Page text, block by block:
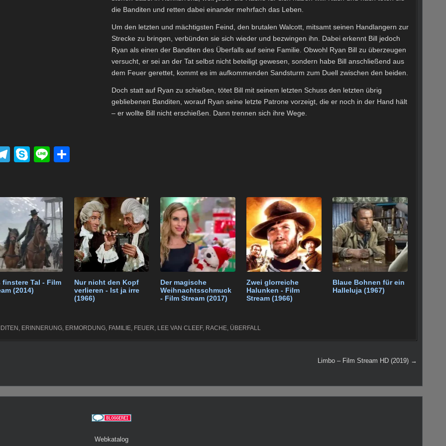
die Banditen und retten dabei einander mehrfach das Leben.
Um den letzten und mächtigsten Feind, den brutalen Walcott, mitsamt seinen Handlangern zur
Strecke zu bringen, verbünden sie sich wieder und bezwingen ihn. Dabei erkennt Bill jedoch
Ryan als einen der Banditen des Überfalls auf seine Familie. Obwohl Ryan Bill zu überzeugen
versucht, er sei an der Tat selbst nicht beteiligt gewesen, sondern habe Bill anschließend aus
dem Feuer gerettet, kommt es im aufkommenden Sandsturm zum Duell zwischen den beiden.
Doch statt auf Ryan zu schießen, tötet Bill mit seinem letzten Schuss den letzten übrig
gebliebenen Banditen, worauf Ryan seine letzte Patrone vorzeigt, die er noch in der Hand hält
– er wollte Bill nicht erschießen. Dann trennen sich ihre Wege.
T
gr
a
m
S
e
Li
n
finstere Tal - Film
(2014)
Nur nicht den Kopf
verlieren - Ist ja irre
(1966)
Der magische
Weihnachtsschmuck
- Film Stream (2017)
Zwei glorreiche
Halunken - Film
Stream (1966)
Blaue Bohnen für ein
Halleluja (1967)
, ERINNERUNG, ERMORDUNG, FAMILIE, FEUER, LEE VAN CLEEF, RACHE, ÜBERFALL
Limbo – Film Stream HD (2019) →
Webkatalog